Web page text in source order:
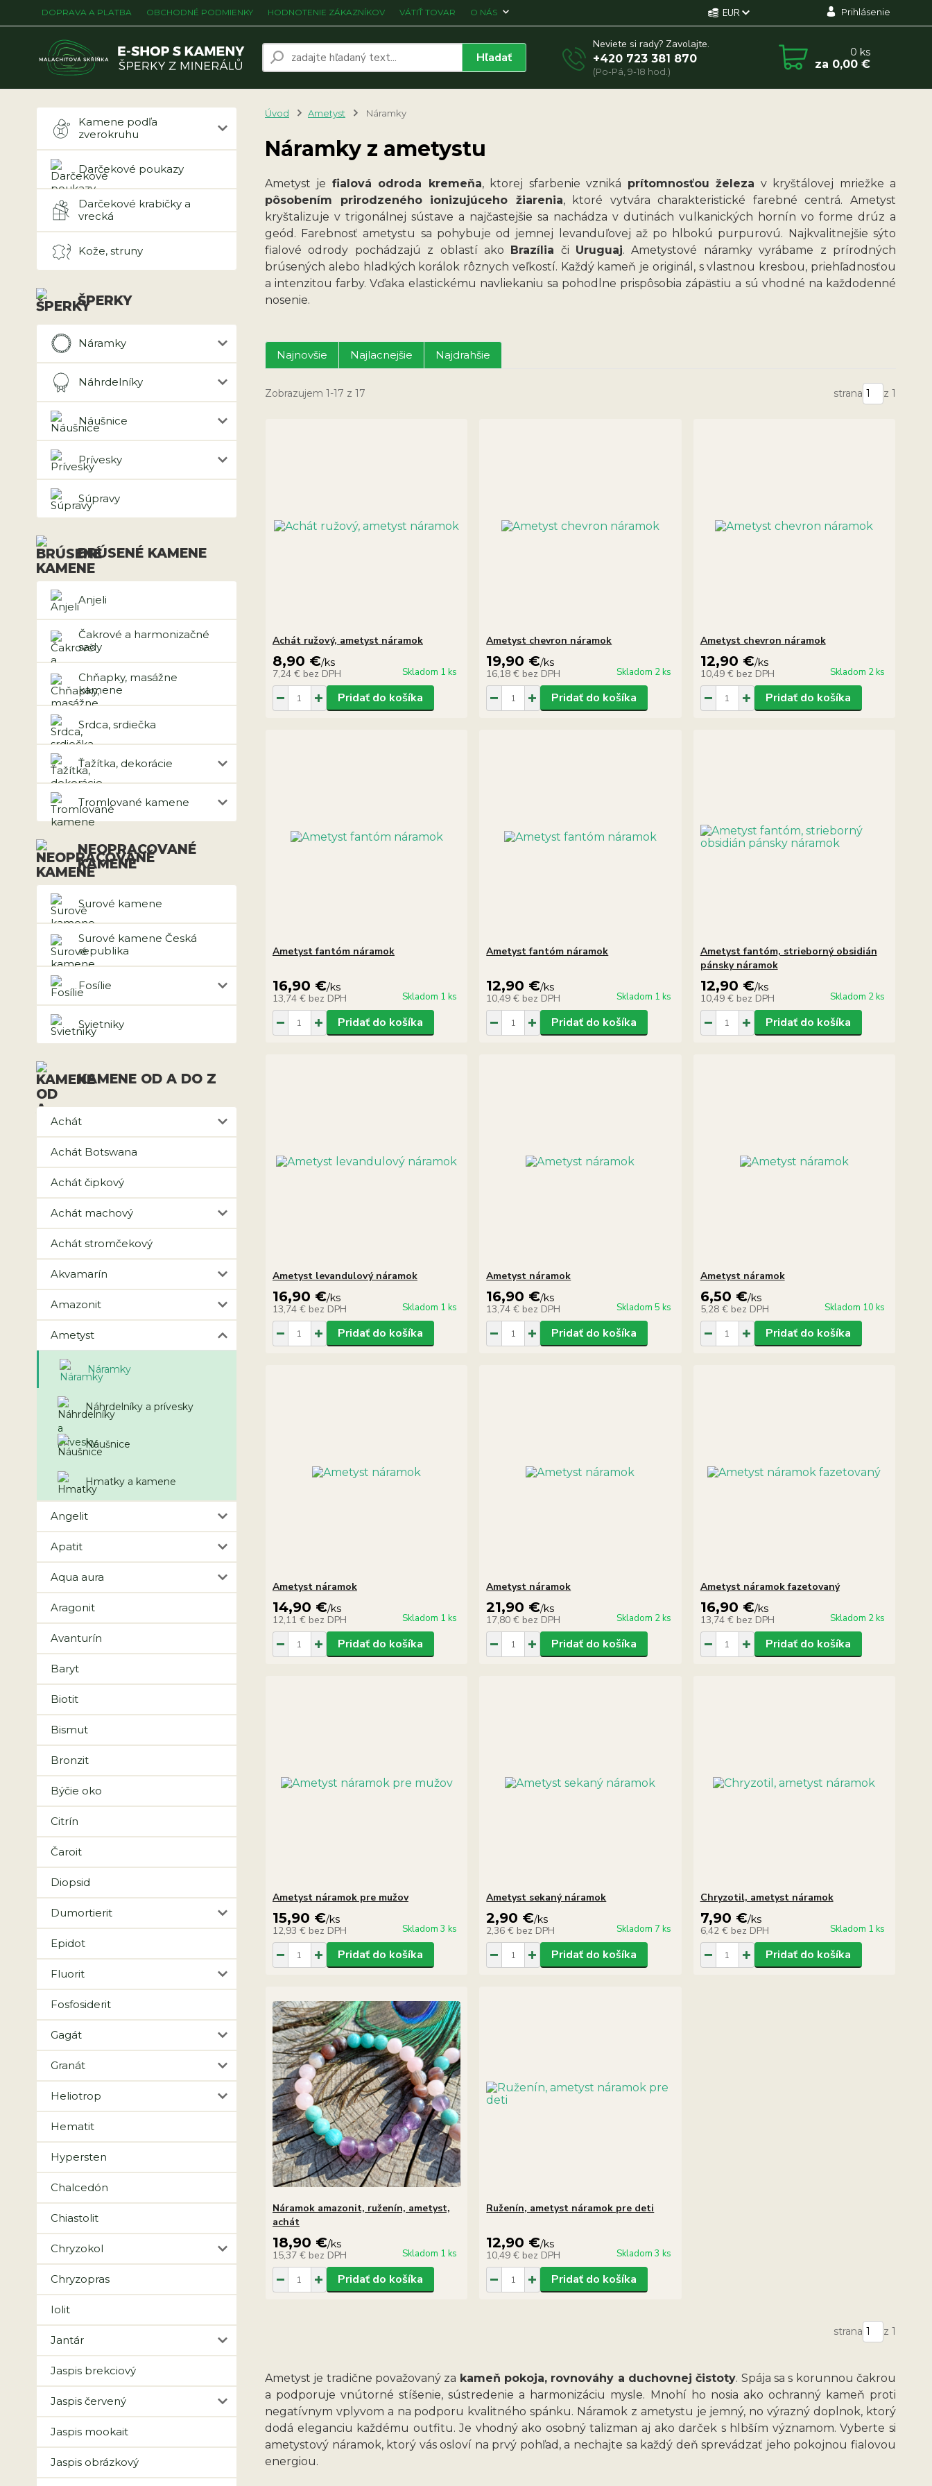
DOPRAVA A PLATBA OBCHODNÉ PODMIENKY HODNOTENIE ZÁKAZNÍKOV VÁTIŤ TOVAR O NÁS EUR Prihlásenie
Hľadať
Neviete si rady? Zavolajte.
+420 723 381 870
(Po-Pá, 9-18 hod.)
0 ks
za 0,00 €
Kamene podľa
zverokruhu
Darčekové poukazy
Darčekové krabičky a
vrecká
Kože, struny
ŠPERKY
Náramky
Náhrdelníky
Náušnice
Prívesky
Súpravy
BRÚSENÉ KAMENE
Anjeli
Čakrové a harmonizačné
sady
Chňapky, masážne
kamene
Srdca, srdiečka
Ťažítka, dekorácie
Tromlované kamene
NEOPRACOVANÉ
KAMENE
Surové kamene
Surové kamene Česká
republika
Fosílie
Svietniky
KAMENE OD A DO Z
Achát
Achát Botswana
Achát čipkový
Achát machový
Achát stromčekový
Akvamarín
Amazonit
Ametyst
Náramky
Náhrdelníky a prívesky
Náušnice
Hmatky a kamene
Angelit
Apatit
Aqua aura
Aragonit
Avanturín
Baryt
Biotit
Bismut
Bronzit
Býčie oko
Citrín
Čaroit
Diopsid
Dumortierit
Epidot
Fluorit
Fosfosiderit
Gagát
Granát
Heliotrop
Hematit
Hypersten
Chalcedón
Chiastolit
Chryzokol
Chryzopras
Iolit
Jantár
Jaspis brekciový
Jaspis červený
Jaspis mookait
Jaspis obrázkový
Úvod Ametyst Náramky
Náramky z ametystu
Ametyst je fialová odroda kremeňa, ktorej sfarbenie vzniká prítomnosťou železa v kryštálovej mriežke a
pôsobením prirodzeného ionizujúceho žiarenia, ktoré vytvára charakteristické farebné centrá. Ametyst
kryštalizuje v trigonálnej sústave a najčastejšie sa nachádza v dutinách vulkanických hornín vo forme drúz a
geód. Farebnosť ametystu sa pohybuje od jemnej levanduľovej až po hlbokú purpurovú. Najkvalitnejšie sýto
fialové odrody pochádzajú z oblastí ako Brazília či Uruguaj. Ametystové náramky vyrábame z prírodných
brúsených alebo hladkých korálok rôznych veľkostí. Každý kameň je originál, s vlastnou kresbou, priehľadnosťou
a intenzitou farby. Vďaka elastickému navliekaniu sa pohodlne prispôsobia zápästiu a sú vhodné na každodenné
nosenie.
Najnovšie Najlacnejšie Najdrahšie
Zobrazujem 1-17 z 17 strana z 1
Achát ružový, ametyst náramok
8,90 €/ks
7,24 € bez DPH Skladom 1 ks
Pridať do košíka
Ametyst chevron náramok
19,90 €/ks
16,18 € bez DPH Skladom 2 ks
Pridať do košíka
Ametyst chevron náramok
12,90 €/ks
10,49 € bez DPH Skladom 2 ks
Pridať do košíka
Ametyst fantóm náramok
16,90 €/ks
13,74 € bez DPH Skladom 1 ks
Pridať do košíka
Ametyst fantóm náramok
12,90 €/ks
10,49 € bez DPH Skladom 1 ks
Pridať do košíka
Ametyst fantóm, strieborný obsidián
pánsky náramok
12,90 €/ks
10,49 € bez DPH Skladom 2 ks
Pridať do košíka
Ametyst levandulový náramok
16,90 €/ks
13,74 € bez DPH Skladom 1 ks
Pridať do košíka
Ametyst náramok
16,90 €/ks
13,74 € bez DPH Skladom 5 ks
Pridať do košíka
Ametyst náramok
6,50 €/ks
5,28 € bez DPH Skladom 10 ks
Pridať do košíka
Ametyst náramok
14,90 €/ks
12,11 € bez DPH Skladom 1 ks
Pridať do košíka
Ametyst náramok
21,90 €/ks
17,80 € bez DPH Skladom 2 ks
Pridať do košíka
Ametyst náramok fazetovaný
16,90 €/ks
13,74 € bez DPH Skladom 2 ks
Pridať do košíka
Ametyst náramok pre mužov
15,90 €/ks
12,93 € bez DPH Skladom 3 ks
Pridať do košíka
Ametyst sekaný náramok
2,90 €/ks
2,36 € bez DPH Skladom 7 ks
Pridať do košíka
Chryzotil, ametyst náramok
7,90 €/ks
6,42 € bez DPH Skladom 1 ks
Pridať do košíka
Náramok amazonit, ruženín, ametyst,
achát
18,90 €/ks
15,37 € bez DPH Skladom 1 ks
Pridať do košíka
Ruženín, ametyst náramok pre deti
12,90 €/ks
10,49 € bez DPH Skladom 3 ks
Pridať do košíka
strana z 1
Ametyst je tradične považovaný za kameň pokoja, rovnováhy a duchovnej čistoty. Spája sa s korunnou čakrou
a podporuje vnútorné stíšenie, sústredenie a harmonizáciu mysle. Mnohí ho nosia ako ochranný kameň proti
negatívnym vplyvom a na podporu kvalitného spánku. Náramok z ametystu je jemný, no výrazný doplnok, ktorý
dodá eleganciu každému outfitu. Je vhodný ako osobný talizman aj ako darček s hlbším významom. Vyberte si
ametystový náramok, ktorý vás osloví na prvý pohľad, a nechajte sa každý deň sprevádzať jeho pokojnou fialovou
energiou.